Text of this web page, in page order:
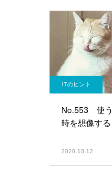
ITのヒント
No.553 使う
時を想像する
2020.10.12